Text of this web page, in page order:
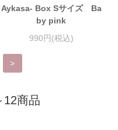
Aykasa- Box Sサイズ Ba
by pink
990円(税込)
>
12商品